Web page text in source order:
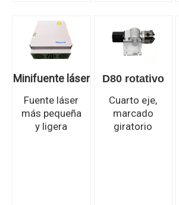
Minifuente láser
Fuente láser
más pequeña
y ligera
D80 rotativo
Cuarto eje,
marcado
giratorio